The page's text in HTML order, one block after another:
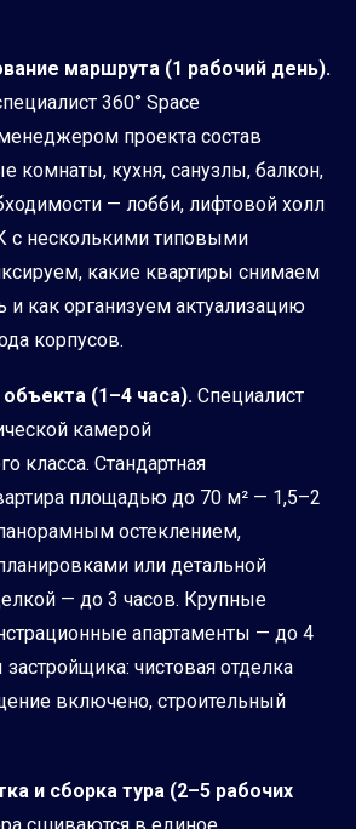
маршрута (1 рабочий день).
360° Space
проекта состав
комнаты, кухня, санузлы, балкон,
— лобби, лифтовой холл
с несколькими типовыми
какие квартиры снимаем
как организуем актуализацию
корпусов.
(1–4 часа). Специалист
камерой
класса. Стандартная
площадью до 70 м² — 1,5–2
остеклением,
или детальной
— до 3 часов. Крупные
апартаменты — до 4
чистовая отделка
включено, строительный
и сборка тура (2–5 рабочих